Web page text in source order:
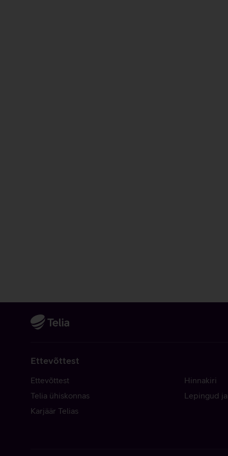
Ettevõttest
Ettevõttest
Telia ühiskonnas
Karjäär Telias
Hinnakiri
Lepingud